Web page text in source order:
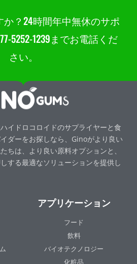
？24時間年中無休のサポ
5252-1239までお電話くだ
さい。
イドロコロイドのサプライヤーと食
ダーをお探しなら、Ginoがより良い
ちは、より良い原料オプションと、
する最適なソリューションを提供し
アプリケーション
フード
飲料
バイオテクノロジー
化粧品